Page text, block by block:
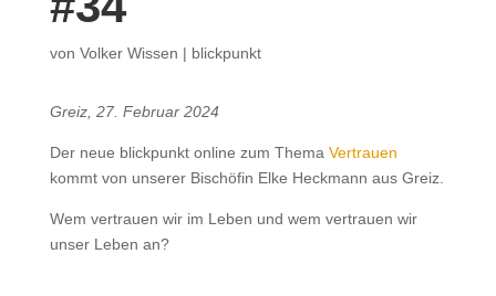
von Volker Wissen | blickpunkt
Greiz, 27. Februar 2024
Der neue blickpunkt online zum Thema Vertrauen
kommt von unserer Bischöfin Elke Heckmann aus Greiz.
Wem vertrauen wir im Leben und wem vertrauen wir
unser Leben an?